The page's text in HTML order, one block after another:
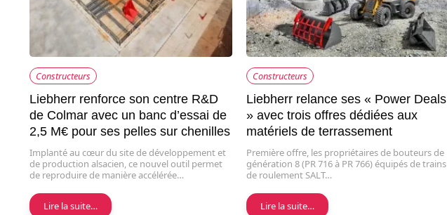
Constructeurs
Liebherr renforce son centre R&D
de Colmar avec un banc d’essai de
2,5 M€ pour ses pelles sur chenilles
Implanté au cœur du site de développement et
de production alsacien, ce nouvel outil permet
de reproduire de manière accélérée…
Lire la suite…
Constructeurs
Liebherr relance ses « Power Deals
» avec trois offres dédiées aux
matériels de terrassement
Première offre, les propriétaires de bouteurs de
génération 8 (PR 716 à PR 766) équipés de trains
de roulement SALT…
Lire la suite…